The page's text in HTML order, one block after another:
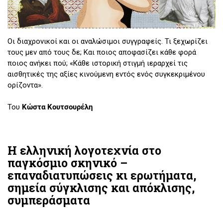
Οι διαχρονικοί και οι αναλώσιμοι συγγραφείς. Τι ξεχωρίζει
τους μεν από τους δε; Και ποιος αποφασίζει κάθε φορά
ποιος ανήκει πού; «Κάθε ιστορική στιγμή ιεραρχεί τις
αισθητικές της αξίες κινούμενη εντός ενός συγκεκριμένου
ορίζοντα».
Του Κώστα Κουτσουρέλη
Η ελληνική λογοτεχνία στο
παγκόσμιο σκηνικό –
επαναδιατυπώσεις κι ερωτήματα,
σημεία σύγκλισης και απόκλισης,
συμπεράσματα